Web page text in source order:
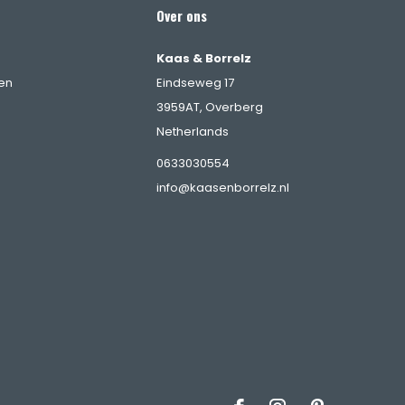
Over ons
Kaas & Borrelz
Eindseweg 17
3959AT, Overberg
Netherlands
0633030554
info@kaasenborrelz.nl